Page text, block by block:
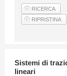
Articoli
Sistemi di
lineari